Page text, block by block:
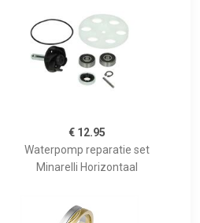
€ 12.95
Waterpomp reparatie set
Minarelli Horizontaal